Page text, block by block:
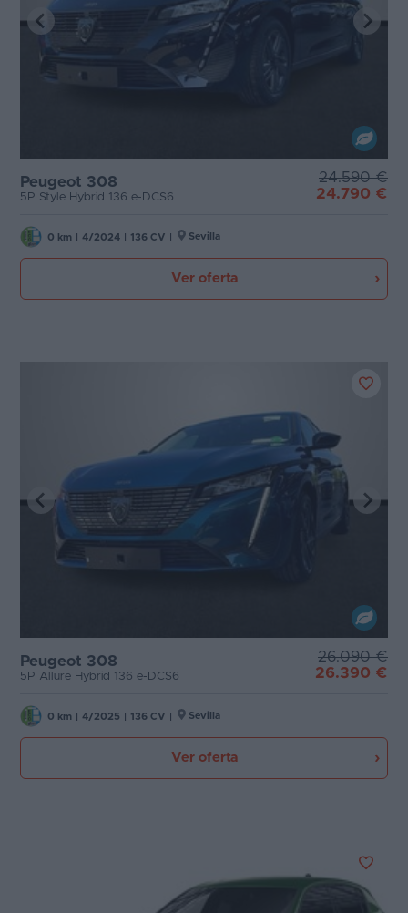
Peugeot 308
5P Style Hybrid 136 e-DCS6
24.590 €
24.790 €
0 km 4/2024 136 CV Sevilla
Ver oferta
Peugeot 308
5P Allure Hybrid 136 e-DCS6
26.090 €
26.390 €
0 km 4/2025 136 CV Sevilla
Ver oferta